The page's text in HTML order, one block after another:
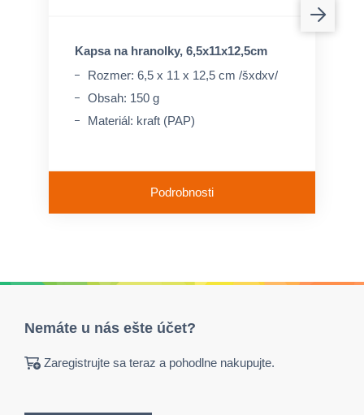
Kapsa na hranolky, 6,5x11x12,5cm
Rozmer: 6,5 x 11 x 12,5 cm /šxdxv/
Obsah: 150 g
Materiál: kraft (PAP)
Podrobnosti
Nemáte u nás ešte účet?
Zaregistrujte sa teraz a pohodlne nakupujte.